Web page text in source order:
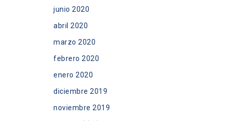
junio 2020
abril 2020
marzo 2020
febrero 2020
enero 2020
diciembre 2019
noviembre 2019